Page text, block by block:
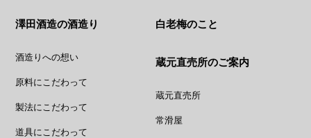
澤田酒造の酒造り
酒造りへの想い
原料にこだわって
製法にこだわって
道具にこだわって
白老梅のこと
蔵元直売所のご案内
蔵元直売所
常滑屋